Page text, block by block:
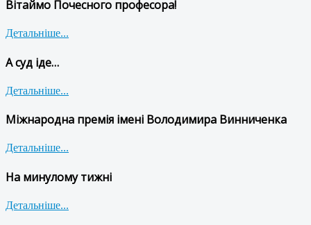
Вітаймо Почесного професора!
Детальніше...
А суд іде…
Детальніше...
Міжнародна премія імені Володимира Винниченка
Детальніше...
На минулому тижні
Детальніше...